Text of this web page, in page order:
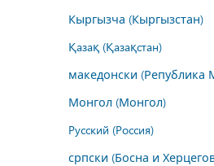
Кыргызча (Кыргызстан)
Қазақ (Қазақстан)
македонски (Република
Монгол (Монгол)
Русский (Россия)
српски (Босна и